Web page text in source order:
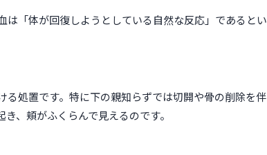
は「体が回復しようとしている自然な反応」であるとい
る処置です。特に下の親知らずでは切開や骨の削除を伴
、頬がふくらんで見えるのです。